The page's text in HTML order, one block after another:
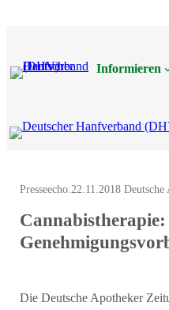
Informieren
Presseecho:22.11.2018
Die Deutsche Apotheker